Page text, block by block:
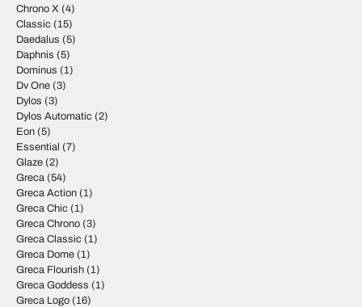
Chrono X (4)
Classic (15)
Daedalus (5)
Daphnis (5)
Dominus (1)
Dv One (3)
Dylos (3)
Dylos Automatic (2)
Eon (5)
Essential (7)
Glaze (2)
Greca (54)
Greca Action (1)
Greca Chic (1)
Greca Chrono (3)
Greca Classic (1)
Greca Dome (1)
Greca Flourish (1)
Greca Goddess (1)
Greca Logo (16)